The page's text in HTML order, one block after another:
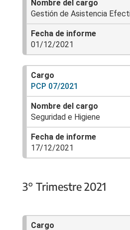
Gestión de Asistencia
01/12/2021
PCP 07/2021
Seguridad e Higiene
17/12/2021
3° Trimestre 2021